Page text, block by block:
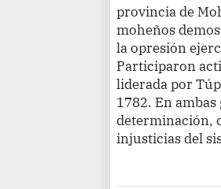
provincia de
moheños
la opresión
Participaron
liderada por
1782. En
determinación,
injusticias del